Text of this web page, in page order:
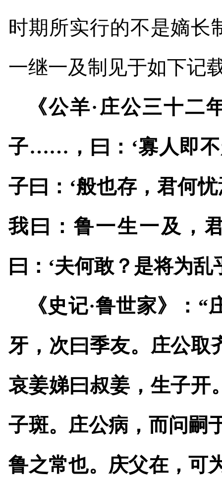
时期所实行的不是嫡长
一继一及制见于如下记
《公羊·庄公三十
子……，曰：‘寡人即不
子曰：‘般也存，君何
我曰：鲁一生一及，
曰：‘夫何敢？是将为乱
《史记·鲁世家》：
牙，次曰季友。庄公取
哀姜娣曰叔姜，生子开
子斑。庄公病，而问嗣
鲁之常也。庆父在，可